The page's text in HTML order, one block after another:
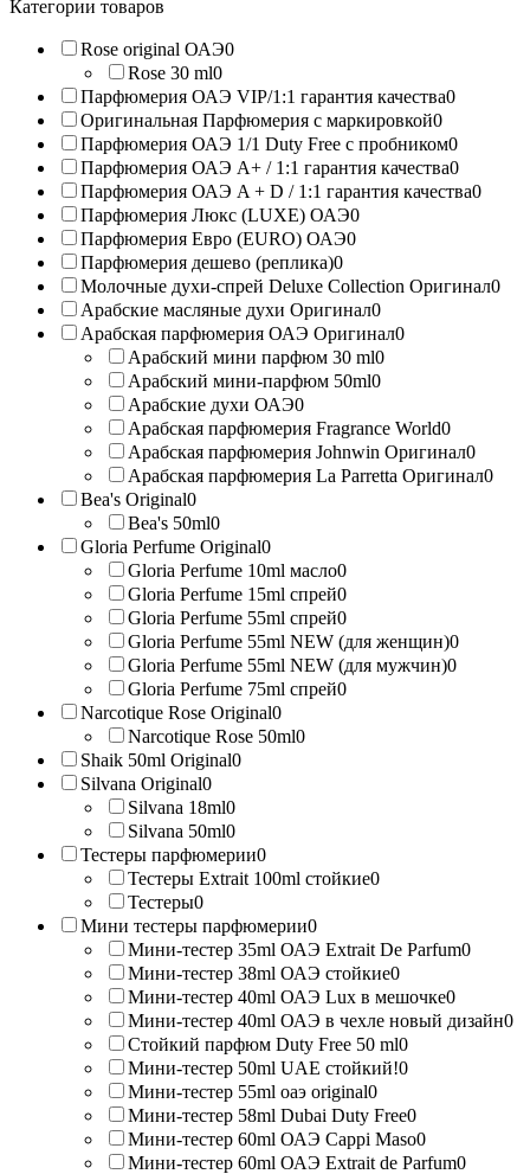
Категории товаров
Rose original ОАЭ0
Rose 30 ml0
Парфюмерия ОАЭ VIP/1:1 гарантия качества0
Оригинальная Парфюмерия с маркировкой0
Парфюмерия ОАЭ 1/1 Duty Free с пробником0
Парфюмерия ОАЭ A+ / 1:1 гарантия качества0
Парфюмерия ОАЭ A + D / 1:1 гарантия качества0
Парфюмерия Люкс (LUXE) ОАЭ0
Парфюмерия Евро (EURO) ОАЭ0
Парфюмерия дешево (реплика)0
Молочные духи-спрей Deluxe Collection Оригинал0
Арабские масляные духи Оригинал0
Арабская парфюмерия ОАЭ Оригинал0
Арабский мини парфюм 30 ml0
Арабский мини-парфюм 50ml0
Арабские духи ОАЭ0
Арабская парфюмерия Fragrance World0
Арабская парфюмерия Johnwin Оригинал0
Арабская парфюмерия La Parretta Оригинал0
Bea's Original0
Bea's 50ml0
Gloria Perfume Original0
Gloria Perfume 10ml масло0
Gloria Perfume 15ml спрей0
Gloria Perfume 55ml спрей0
Gloria Perfume 55ml NEW (для женщин)0
Gloria Perfume 55ml NEW (для мужчин)0
Gloria Perfume 75ml спрей0
Narcotique Rose Original0
Narcotique Rose 50ml0
Shaik 50ml Original0
Silvana Original0
Silvana 18ml0
Silvana 50ml0
Тестеры парфюмерии0
Тестеры Extrait 100ml стойкие0
Тестеры0
Мини тестеры парфюмерии0
Мини-тестер 35ml ОАЭ Extrait De Parfum0
Мини-тестер 38ml ОАЭ стойкие0
Мини-тестер 40ml ОАЭ Lux в мешочке0
Мини-тестер 40ml ОАЭ в чехле новый дизайн0
Стойкий парфюм Duty Free 50 ml0
Мини-тестер 50ml UAE стойкий!0
Мини-тестер 55ml оаэ original0
Мини-тестер 58ml Dubai Duty Free0
Мини-тестер 60ml ОАЭ Cappi Maso0
Мини-тестер 60ml ОАЭ Extrait de Parfum0